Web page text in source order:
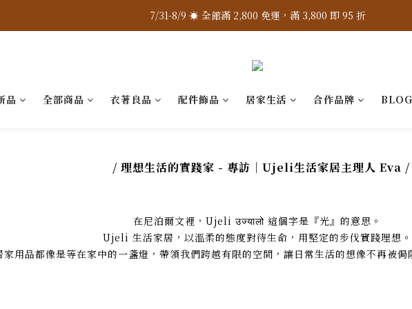
7/31-8/9 ☀️ 全館滿 2,800 免運，滿 3,800 即 95 折
7/31-8/9 ☀️ 全館滿 2,800 免運，滿 3,800 即 95 折
7/31-8/9 ☀️ 全館滿 2,800 免運，滿 3,800 即 95 折
品 全部商品 衣著良品 配件飾品 居家生活 合作品牌 BLOG
/ 理想生活的實踐家 - 專訪｜Ujeli生活家居主理人 Eva
在尼泊爾文裡，Ujeli उज्यालो 這個字是『光』的意思。
Ujeli 生活家居，以溫柔的態度對待生命，用堅定的步伐實踐理想。
家用品都像是等在家中的一盞燈，帶領我們跨越有限的空間，讓日常生活的想像不再被